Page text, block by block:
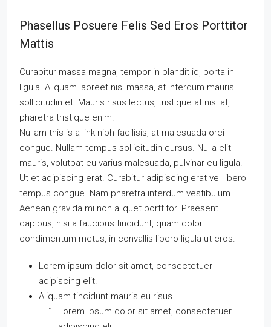
Phasellus Posuere Felis Sed Eros Porttitor
Mattis
Curabitur massa magna, tempor in blandit id, porta in
ligula. Aliquam laoreet nisl massa, at interdum mauris
sollicitudin et. Mauris risus lectus, tristique at nisl at,
pharetra tristique enim.
Nullam this is a link nibh facilisis, at malesuada orci
congue. Nullam tempus sollicitudin cursus. Nulla elit
mauris, volutpat eu varius malesuada, pulvinar eu ligula.
Ut et adipiscing erat. Curabitur adipiscing erat vel libero
tempus congue. Nam pharetra interdum vestibulum.
Aenean gravida mi non aliquet porttitor. Praesent
dapibus, nisi a faucibus tincidunt, quam dolor
condimentum metus, in convallis libero ligula ut eros.
Lorem ipsum dolor sit amet, consectetuer
adipiscing elit.
Aliquam tincidunt mauris eu risus.
Lorem ipsum dolor sit amet, consectetuer